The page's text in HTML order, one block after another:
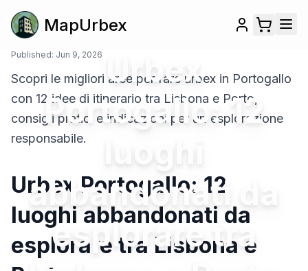
MapUrbex
Urbex
Portogallo: 12
luoghi
abbandonati da
esplorare tra
Published: Jun 9, 2026
Scopri le migliori aree per fare urbex in Portogallo
con 12 idee di itinerario tra Lisbona e Porto,
consigli pratici e indicazioni per un'esplorazione
responsabile.
Urbex Portogallo: 12
luoghi abbandonati da
esplorare tra Lisbona e